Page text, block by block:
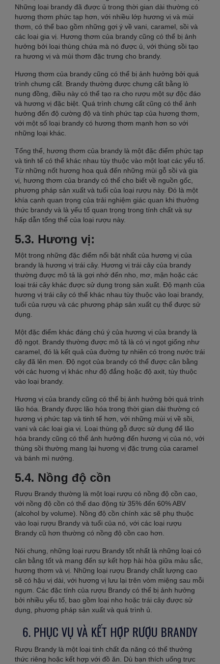
Những loại brandy đã được ủ trong thời gian dài thường có
hương thơm phức tạp hơn, với nhiều lớp hương vị và mùi
thơm, có thể bao gồm những gợi ý về vani, caramel, sồi và
các loại gia vị. Hương thơm của brandy cũng có thể bị ảnh
hưởng bởi loại thùng chứa mà nó được ủ, với thùng sồi tạo
ra hương vị và mùi thơm đặc trưng cho brandy.
Hương thơm của brandy cũng có thể bị ảnh hưởng bởi quá
trình chưng cất. Brandy thường được chưng cất bằng lò
nung đồng, điều này có thể tạo ra cho rượu một sự độc đáo
và hương vị đặc biệt. Quá trình chưng cất cũng có thể ảnh
hưởng đến độ cường độ và tính phức tạp của hương thơm,
với một số loại brandy có hương thơm mạnh hơn so với
những loại khác.
Tổng thể, hương thơm của brandy là một đặc điểm phức tạp
và tinh tế có thể khác nhau tùy thuộc vào một loạt các yếu tố.
Từ những nốt hương hoa quả đến những mùi gỗ sồi và gia
vị, hương thơm của brandy có thể cho biết về nguồn gốc,
phương pháp sản xuất và tuổi của loại rượu này. Đó là một
khía cạnh quan trọng của trải nghiệm giác quan khi thưởng
thức brandy và là yếu tố quan trọng trong tính chất và sự
hấp dẫn tổng thể của loại rượu này.
5.3. Hương vị:
Một trong những đặc điểm nổi bật nhất của hương vị của
brandy là hương vị trái cây. Hương vị trái cây của brandy
thường được mô tả là gợi nhớ đến nho, mơ, mận hoặc các
loại trái cây khác được sử dụng trong sản xuất. Độ mạnh của
hương vị trái cây có thể khác nhau tùy thuộc vào loại brandy,
tuổi của rượu và các phương pháp sản xuất cụ thể được sử
dụng.
Một đặc điểm khác đáng chú ý của hương vị của brandy là
độ ngọt. Brandy thường được mô tả là có vị ngọt giống như
caramel, đó là kết quả của đường tự nhiên có trong nước trái
cây đã lên men. Độ ngọt của brandy có thể được cân bằng
với các hương vị khác như độ đắng hoặc độ axit, tùy thuộc
vào loại brandy.
Hương vị của brandy cũng có thể bị ảnh hưởng bởi quá trình
lão hóa. Brandy được lão hóa trong thời gian dài thường có
hương vị phức tạp và tinh tế hơn, với những mùi vị về sồi,
vani và các loại gia vị. Loại thùng gỗ được sử dụng để lão
hóa brandy cũng có thể ảnh hưởng đến hương vị của nó, với
thùng sồi thường mang lại hương vị đặc trưng của caramel
và bánh mì nướng.
5.4. Nồng độ cồn
Rượu Brandy thường là một loại rượu có nồng độ cồn cao,
với nồng độ cồn có thể dao động từ 35% đến 60% ABV
(alcohol by volume). Nồng độ cồn chính xác sẽ phụ thuộc
vào loại rượu Brandy và tuổi của nó, với các loại rượu
Brandy cũ hơn thường có nồng độ cồn cao hơn.
Nói chung, những loại rượu Brandy tốt nhất là những loại có
cân bằng tốt và mang đến sự kết hợp hài hòa giữa màu sắc,
hương thơm và vị. Những loại rượu Brandy chất lượng cao
sẽ có hậu vị dài, với hương vị lưu lại trên vòm miệng sau mỗi
ngụm. Các đặc tính của rượu Brandy có thể bị ảnh hưởng
bởi nhiều yếu tố, bao gồm loại nho hoặc trái cây được sử
dụng, phương pháp sản xuất và quá trình ủ.
6. PHỤC VỤ VÀ KẾT HỢP RƯỢU BRANDY
Rượu Brandy là một loại tinh chất đa năng có thể thưởng
thức riêng hoặc kết hợp với đồ ăn. Dù bạn thích uống trực